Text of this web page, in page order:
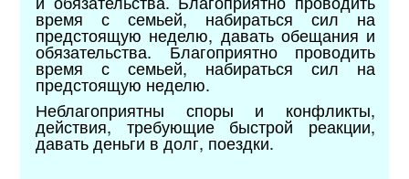
время с семьей, набираться сил на
предстоящую неделю, давать обещания и
обязательства. Благоприятно проводить
время с семьей, набираться сил на
предстоящую неделю.
Неблагоприятны споры и конфликты,
действия, требующие быстрой реакции,
давать деньги в долг, поездки.